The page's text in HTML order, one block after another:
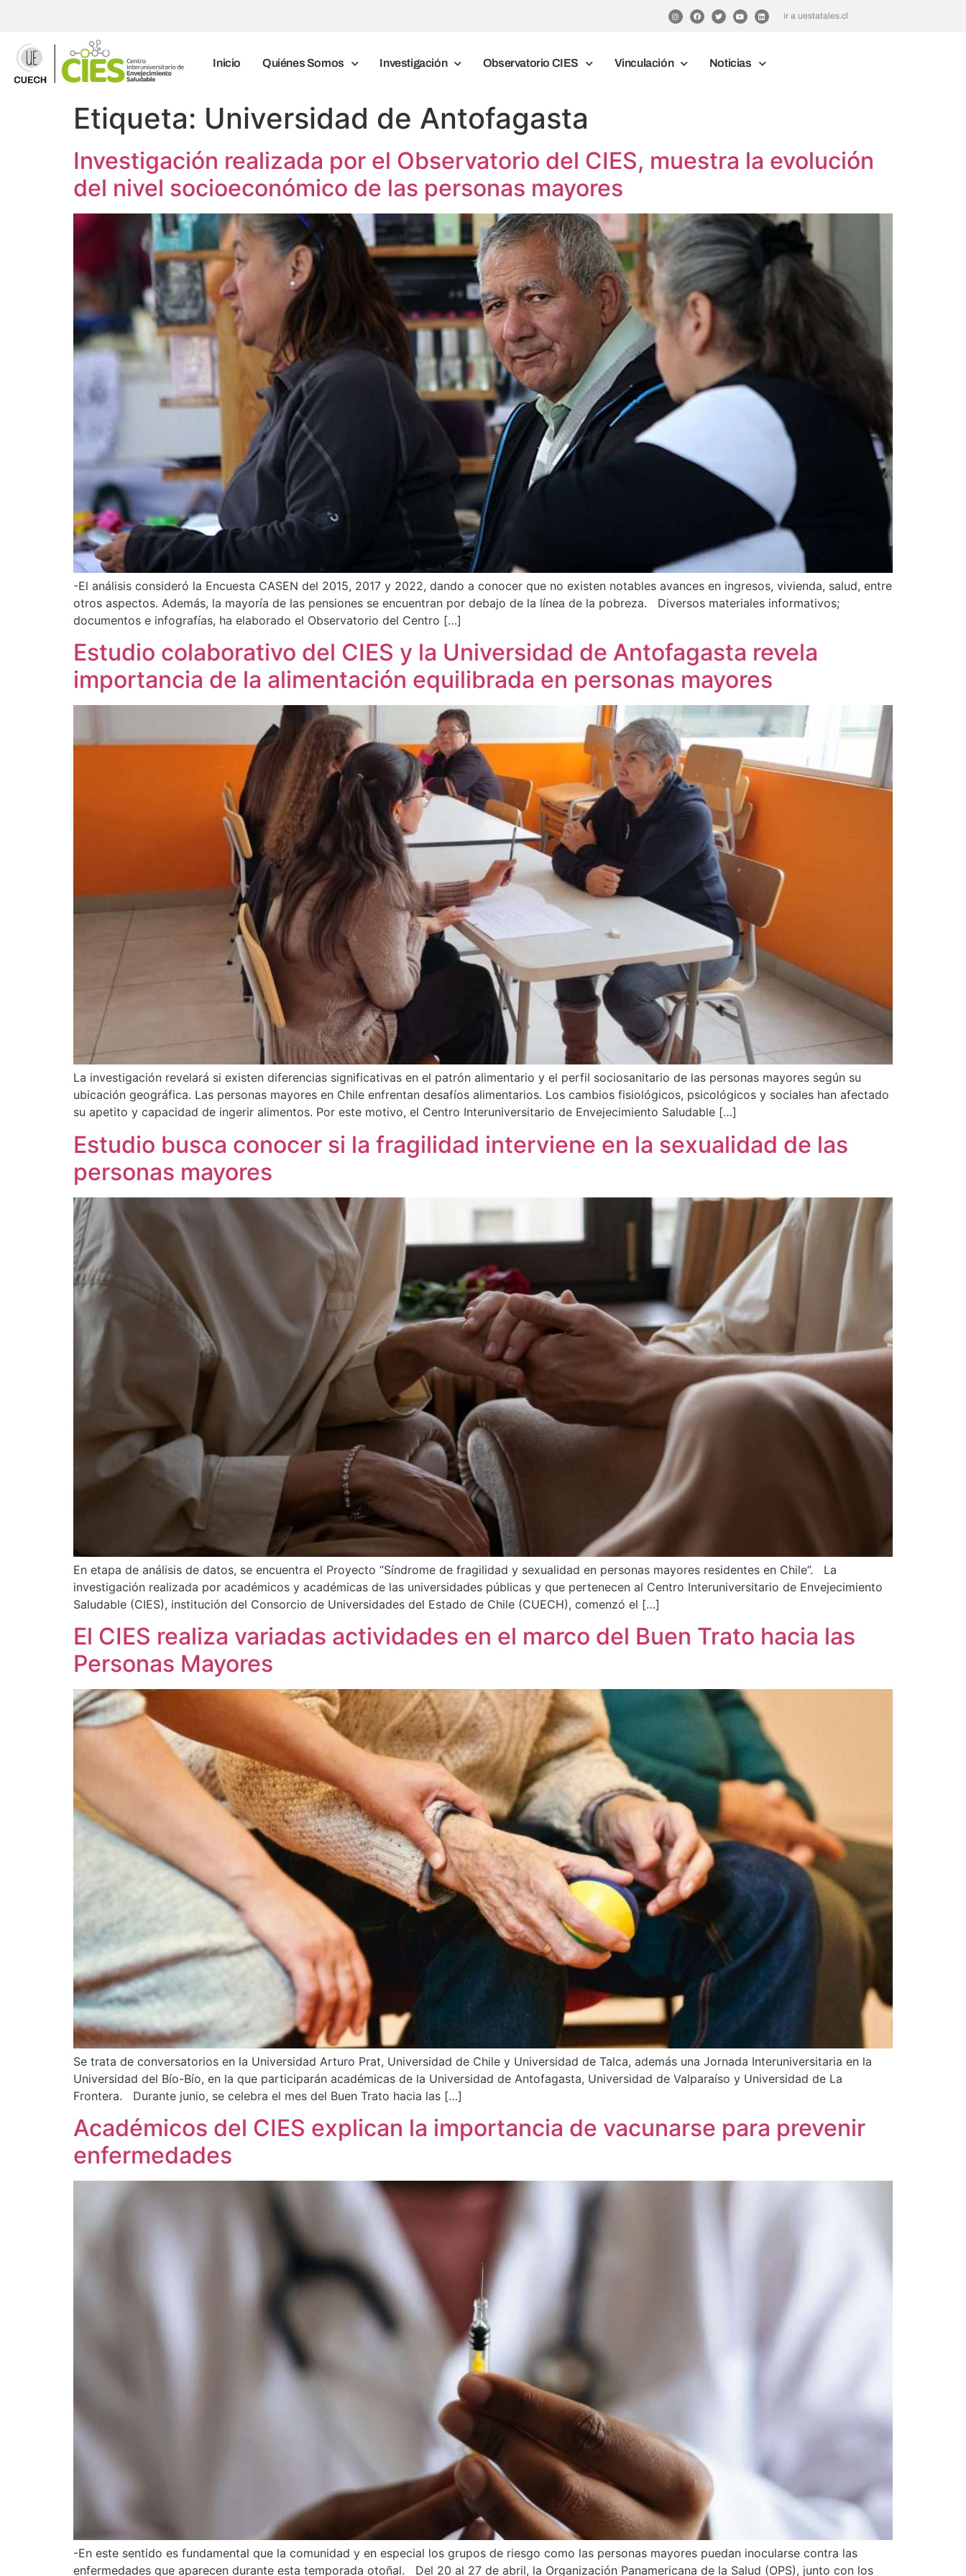
ir a uestatales.cl
Inicio Quiénes Somos Investigación Observatorio CIES Vinculación Noticias
Etiqueta: Universidad de Antofagasta
Investigación realizada por el Observatorio del CIES, muestra la evolución
del nivel socioeconómico de las personas mayores
-El análisis consideró la Encuesta CASEN del 2015, 2017 y 2022, dando a conocer que no existen notables avances en ingresos, vivienda, salud, entre
otros aspectos. Además, la mayoría de las pensiones se encuentran por debajo de la línea de la pobreza. Diversos materiales informativos;
documentos e infografías, ha elaborado el Observatorio del Centro […]
Estudio colaborativo del CIES y la Universidad de Antofagasta revela
importancia de la alimentación equilibrada en personas mayores
La investigación revelará si existen diferencias significativas en el patrón alimentario y el perfil sociosanitario de las personas mayores según su
ubicación geográfica. Las personas mayores en Chile enfrentan desafíos alimentarios. Los cambios fisiológicos, psicológicos y sociales han afectado
su apetito y capacidad de ingerir alimentos. Por este motivo, el Centro Interuniversitario de Envejecimiento Saludable […]
Estudio busca conocer si la fragilidad interviene en la sexualidad de las
personas mayores
En etapa de análisis de datos, se encuentra el Proyecto “Síndrome de fragilidad y sexualidad en personas mayores residentes en Chile”. La
investigación realizada por académicos y académicas de las universidades públicas y que pertenecen al Centro Interuniversitario de Envejecimiento
Saludable (CIES), institución del Consorcio de Universidades del Estado de Chile (CUECH), comenzó el […]
El CIES realiza variadas actividades en el marco del Buen Trato hacia las
Personas Mayores
Se trata de conversatorios en la Universidad Arturo Prat, Universidad de Chile y Universidad de Talca, además una Jornada Interuniversitaria en la
Universidad del Bío-Bío, en la que participarán académicas de la Universidad de Antofagasta, Universidad de Valparaíso y Universidad de La
Frontera. Durante junio, se celebra el mes del Buen Trato hacia las […]
Académicos del CIES explican la importancia de vacunarse para prevenir
enfermedades
-En este sentido es fundamental que la comunidad y en especial los grupos de riesgo como las personas mayores puedan inocularse contra las
enfermedades que aparecen durante esta temporada otoñal. Del 20 al 27 de abril, la Organización Panamericana de la Salud (OPS), junto con los